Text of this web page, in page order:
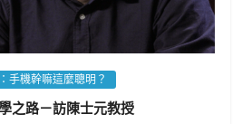
手機幹嘛這麼聰明？
之路－訪陳士元教授